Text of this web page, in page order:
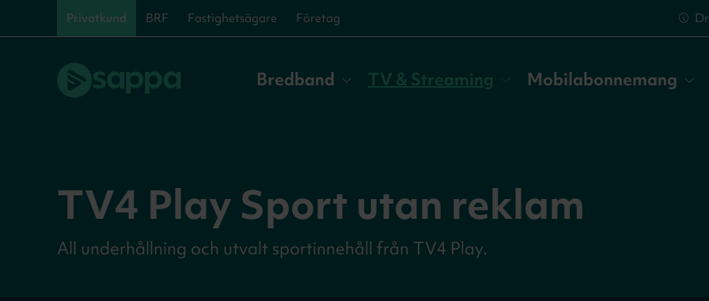
Privatkund BRF Fastighetsägare Företag
Bredband TV & Streaming Mobilabonnemang
TV4 Play Sport utan reklam
All underhållning och utvalt sportinnehåll från TV4 Play.